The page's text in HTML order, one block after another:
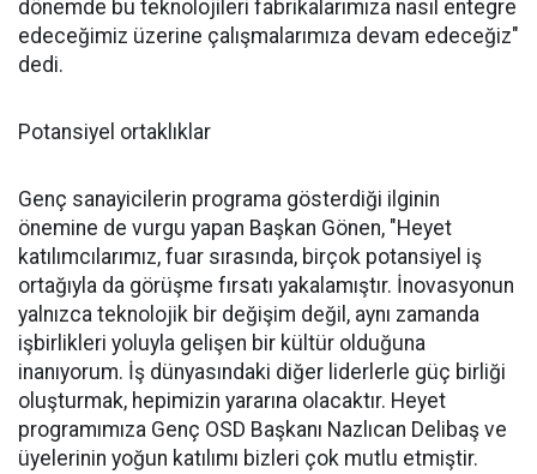
dönemde bu teknolojileri fabrikalarımıza nasıl entegre
edeceğimiz üzerine çalışmalarımıza devam edeceğiz"
dedi.
Potansiyel ortaklıklar
Genç sanayicilerin programa gösterdiği ilginin
önemine de vurgu yapan Başkan Gönen, "Heyet
katılımcılarımız, fuar sırasında, birçok potansiyel iş
ortağıyla da görüşme fırsatı yakalamıştır. İnovasyonun
yalnızca teknolojik bir değişim değil, aynı zamanda
işbirlikleri yoluyla gelişen bir kültür olduğuna
inanıyorum. İş dünyasındaki diğer liderlerle güç birliği
oluşturmak, hepimizin yararına olacaktır. Heyet
programımıza Genç OSD Başkanı Nazlıcan Delibaş ve
üyelerinin yoğun katılımı bizleri çok mutlu etmiştir.